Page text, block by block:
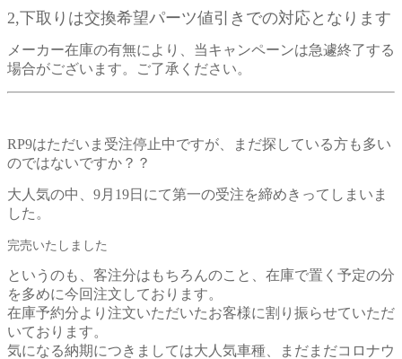
2,下取りは交換希望パーツ値引きでの対応となります
メーカー在庫の有無により、当キャンペーンは急遽終了する
場合がございます。ご了承ください。
RP9はただいま受注停止中ですが、まだ探している方も多い
のではないですか？？
大人気の中、9月19日にて第一の受注を締めきってしまいま
した。
完売いたしました
というのも、客注分はもちろんのこと、在庫で置く予定の分
を多めに今回注文しております。
在庫予約分より注文いただいたお客様に割り振らせていただ
いております。
気になる納期につきましては大人気車種、まだまだコロナウ